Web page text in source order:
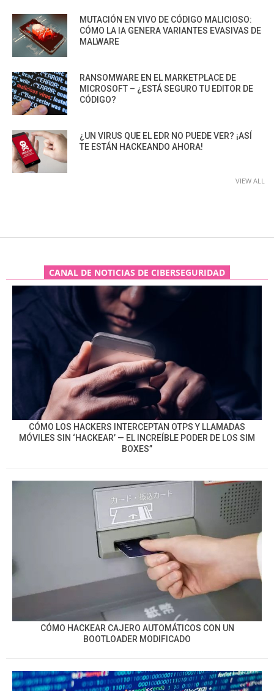
MUTACIÓN EN VIVO DE CÓDIGO MALICIOSO:
CÓMO LA IA GENERA VARIANTES EVASIVAS DE
MALWARE
RANSOMWARE EN EL MARKETPLACE DE
MICROSOFT – ¿ESTÁ SEGURO TU EDITOR DE
CÓDIGO?
¿UN VIRUS QUE EL EDR NO PUEDE VER? ¡ASÍ
TE ESTÁN HACKEANDO AHORA!
VIEW ALL
CANAL DE NOTICIAS DE CIBERSEGURIDAD
CÓMO LOS HACKERS INTERCEPTAN OTPS Y LLAMADAS
MÓVILES SIN ‘HACKEAR’ — EL INCREÍBLE PODER DE LOS SIM
BOXES”
CÓMO HACKEAR CAJERO AUTOMÁTICOS CON UN
BOOTLOADER MODIFICADO